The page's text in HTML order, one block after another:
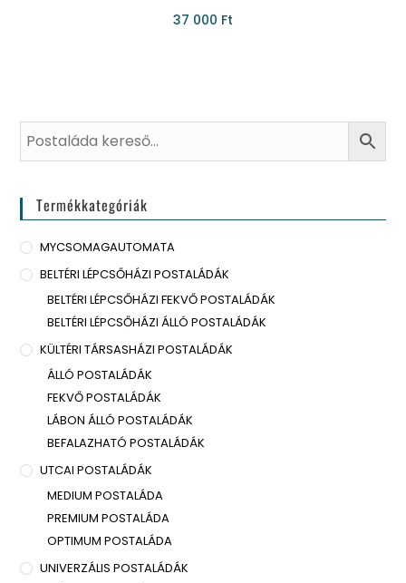
37 000 Ft
Termékkategóriák
MYCSOMAGAUTOMATA
BELTÉRI LÉPCSŐHÁZI POSTALÁDÁK
BELTÉRI LÉPCSŐHÁZI FEKVŐ POSTALÁDÁK
BELTÉRI LÉPCSŐHÁZI ÁLLÓ POSTALÁDÁK
KÜLTÉRI TÁRSASHÁZI POSTALÁDÁK
ÁLLÓ POSTALÁDÁK
FEKVŐ POSTALÁDÁK
LÁBON ÁLLÓ POSTALÁDÁK
BEFALAZHATÓ POSTALÁDÁK
UTCAI POSTALÁDÁK
MEDIUM POSTALÁDA
PREMIUM POSTALÁDA
OPTIMUM POSTALÁDA
UNIVERZÁLIS POSTALÁDÁK